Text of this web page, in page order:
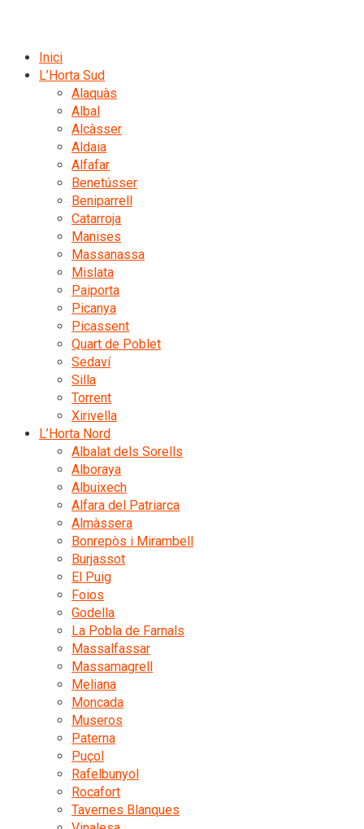
Inici
L’Horta Sud
Alaquàs
Albal
Alcàsser
Aldaia
Alfafar
Benetússer
Beniparrell
Catarroja
Manises
Massanassa
Mislata
Paiporta
Picanya
Picassent
Quart de Poblet
Sedaví
Silla
Torrent
Xirivella
L’Horta Nord
Albalat dels Sorells
Alboraya
Albuixech
Alfara del Patriarca
Almàssera
Bonrepòs i Mirambell
Burjassot
El Puig
Foios
Godella
La Pobla de Farnals
Massalfassar
Massamagrell
Meliana
Moncada
Museros
Paterna
Puçol
Rafelbunyol
Rocafort
Tavernes Blanques